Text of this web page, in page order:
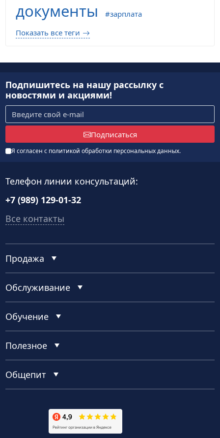
документы
зарплата
Показать все теги
Подпишитесь на нашу рассылкус
новостями и акциями!
Подписаться
Я согласен с политикой обработки персональных данных.
Телефон линии консультаций:
+7 (989) 129-01-32
Все контакты
Продажа
Обслуживание
Обучение
Полезное
Общепит